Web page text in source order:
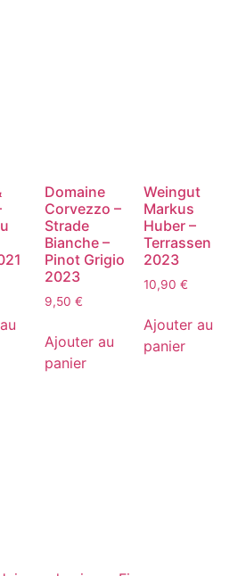
Domaine
Corvezzo –
Strade
Bianche –
Pinot Grigio
2023
9,50€
Ajouter au
panier
Weingut
Markus
Huber –
Terrassen
2023
10,90 €
Ajouter au
panier